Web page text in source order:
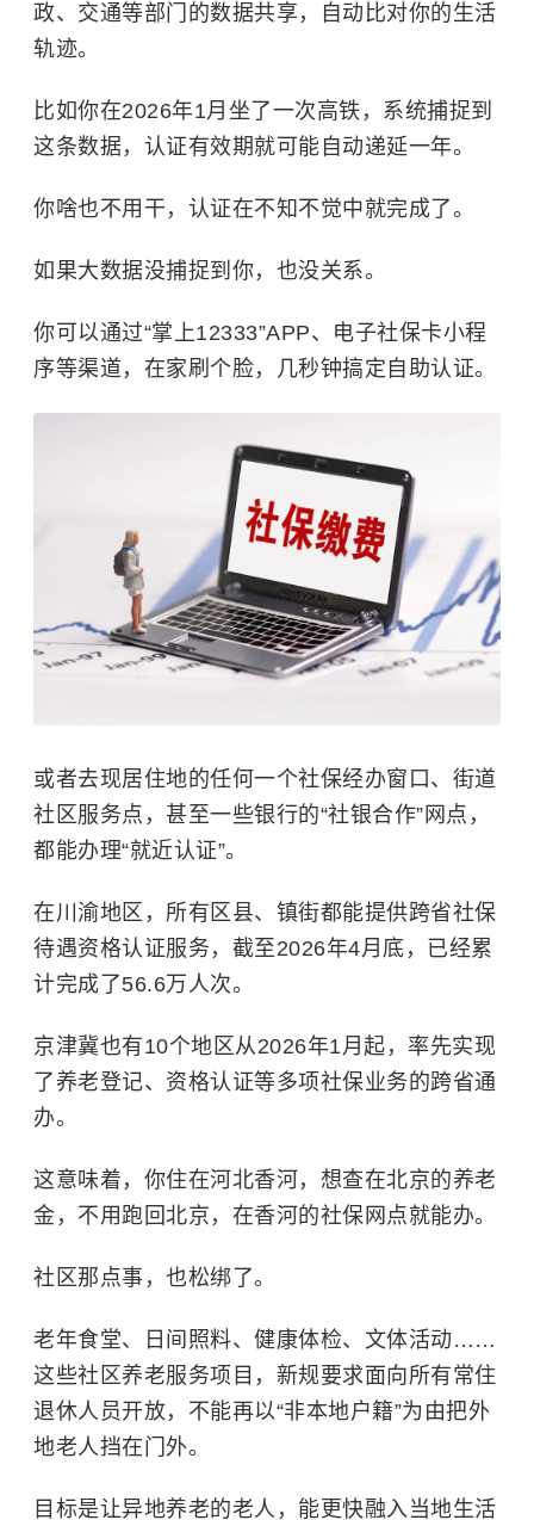
政、交通等部门的数据共享，自动比对你的生活
轨迹。
比如你在2026年1月坐了一次高铁，系统捕捉到
这条数据，认证有效期就可能自动递延一年。
你啥也不用干，认证在不知不觉中就完成了。
如果大数据没捕捉到你，也没关系。
你可以通过“掌上12333”APP、电子社保卡小程
序等渠道，在家刷个脸，几秒钟搞定自助认证。
或者去现居住地的任何一个社保经办窗口、街道
社区服务点，甚至一些银行的“社银合作”网点，
都能办理“就近认证”。
在川渝地区，所有区县、镇街都能提供跨省社保
待遇资格认证服务，截至2026年4月底，已经累
计完成了56.6万人次。
京津冀也有10个地区从2026年1月起，率先实现
了养老登记、资格认证等多项社保业务的跨省通
办。
这意味着，你住在河北香河，想查在北京的养老
金，不用跑回北京，在香河的社保网点就能办。
社区那点事，也松绑了。
老年食堂、日间照料、健康体检、文体活动……
这些社区养老服务项目，新规要求面向所有常住
退休人员开放，不能再以“非本地户籍”为由把外
地老人挡在门外。
目标是让异地养老的老人，能更快融入当地生活